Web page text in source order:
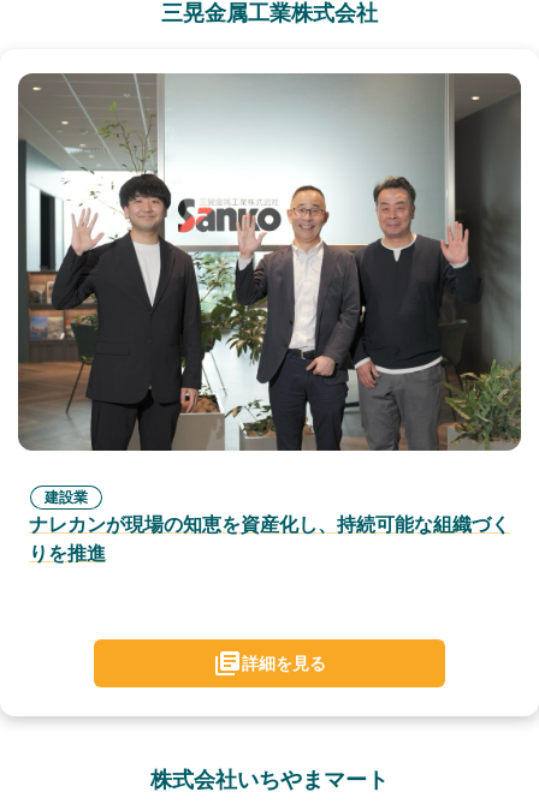
三晃金属工業株式会社
建設業
ナレカンが現場の知恵を資産化し、持続可能な組織づく
りを推進
詳細を見る
株式会社いちやまマート